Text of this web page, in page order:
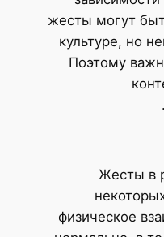
жесты могут
культуре, но
Поэтому
Жесты в
физическое